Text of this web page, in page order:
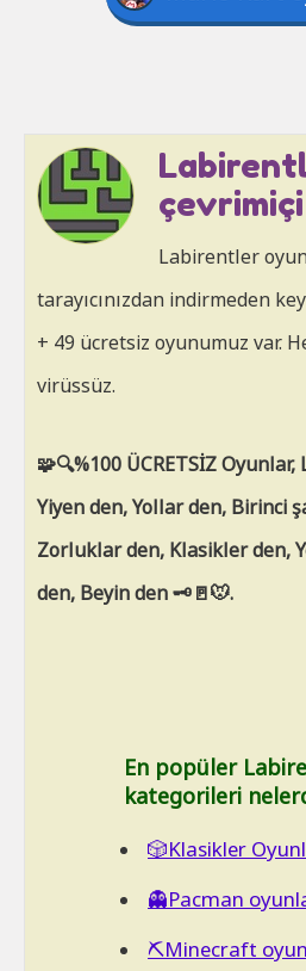
Labirentler
tarayıcınızdan indirmeden
+ 49 ücretsiz oyunumuz var.
virüssüz.
🧩🔍%100 ÜCRETSİZ
Yiyen den, Yollar den, Birinci
Zorluklar den, Klasikler den,
den, Beyin den 🗝🚪🐭.
En popüler
kategorileri
🎲Klasikler
👻Pacman
⛏️Minecraft